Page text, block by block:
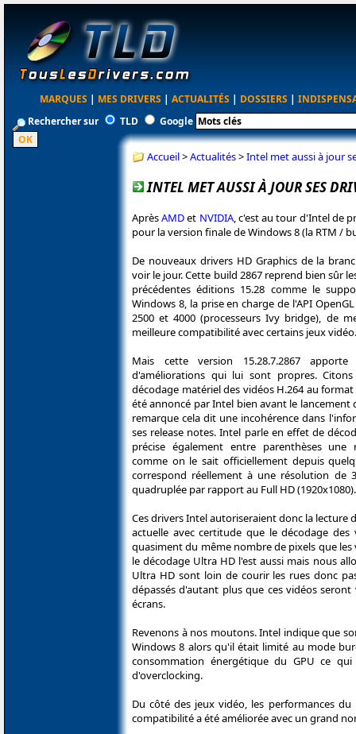
MARQUES | MES DRIVERS | ACTUALITÉS | DOSSIERS |
Rechercher sur
TLD Google
Accueil>Actualités>Intel met aussi à jour
INTEL MET AUSSI À JOUR SES
AprèsAMDet NVIDIA, c'est au tour d'Intel de
pour la version finale de Windows 8 (la RTM /
De nouveaux drivers HD Graphics de la
voir le jour. Cette build 2867 reprend bien sûr
précédentes éditions 15.28 comme le
Windows 8, la prise en charge de l'API
2500 et 4000 (processeurs Ivy bridge), de
meilleure compatibilité avec certains jeux vidéo.
Mais cette version 15.28.7.2867
d'améliorations qui lui sont propres.
décodage matériel des vidéos H.264 au
été annoncé par Intel bien avant le lancement
remarque cela dit une incohérence dans
ses release notes. Intel parle en effet de
précise également entre parenthèses une
comme on le sait officiellement depuis
correspond réellement à une résolution de
quadruplée par rapport au Full HD (1920x1080).
Ces drivers Intel autoriseraient donc la lecture
actuelle avec certitude que le décodage
quasiment du même nombre de pixels que
le décodage Ultra HD l'est aussi mais nous
Ultra HD sont loin de courir les rues donc
dépassés d'autant plus que ces vidéos
écrans.
Revenons à nos moutons. Intel indique que
Windows 8 alors qu'il était limité au mode
consommation énergétique du GPU ce
d'overclocking.
Du côté des jeux vidéo, les performances
compatibilité a été améliorée avec un grand